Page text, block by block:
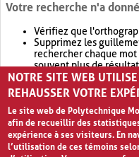
Votre recherche n'a
Vérifiez que
Supprimez les
rechercher chaque mot
souvent plus de
Envisagez d'élargir
retournera souvent
NOTRE SITE WEB
REHAUSSER VOTRE
Le site web de Polytechnique
afin de recueillir des
expérience à ses visiteurs. En
l’utilisation de ces témoins